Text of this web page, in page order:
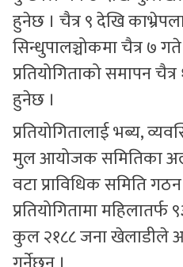
हुनेछ । चैत्र ९ देखि
सिन्धुपालञ्चोकमा चैत्र ७
प्रतियोगिताको समापन
हुनेछ ।
प्रतियोगितालाई भब्य,
मुल आयोजक समितिका
वटा प्राविधिक समिति
प्रतियोगितामा
कुल २१८८ जना खेलाडीले